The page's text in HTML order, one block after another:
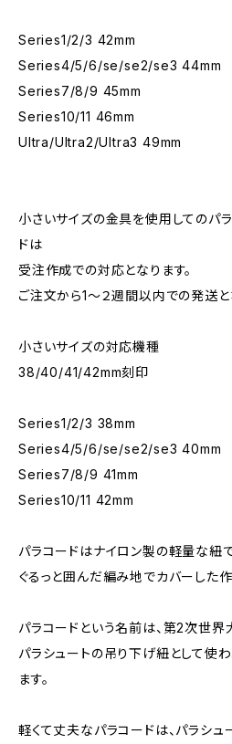
Series1/2/3 42mm
Series4/5/6/se/se2/se3 44mm
Series7/8/9 45mm
Series10/11 46mm
Ultra/Ultra2/Ultra3 49mm
小さいサイズの金具を使用してのパ
ドは
受注作成での対応となります。
ご注文から1〜２週間以内での発送と
小さいサイズの対応機種
38/40/41/42mm刻印
Series1/2/3 38mm
Series4/5/6/se/se2/se3 40mm
Series7/8/9 41mm
Series10/11 42mm
パラコードはナイロン製の軽量な紐
ぐるっと囲んだ編み地でカバーした作
パラコードという名前は、第2次世
パラシュートの吊り下げ紐として使
ます。
軽くて丈夫なパラコードは、パラシ